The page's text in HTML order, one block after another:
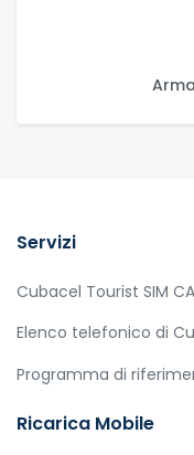
Servizi
Cubacel Tourist SIM
Elenco telefonico di
Programma di
Ricarica Mobile